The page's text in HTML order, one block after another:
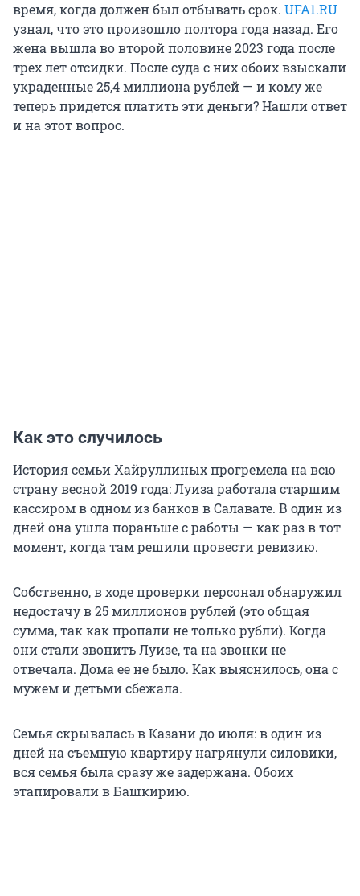
время, когда должен был отбывать срок. UFA1.RU
узнал, что это произошло полтора года назад. Его
жена вышла во второй половине 2023 года после
трех лет отсидки. После суда с них обоих взыскали
украденные 25,4 миллиона рублей — и кому же
теперь придется платить эти деньги? Нашли ответ
и на этот вопрос.
Как это случилось
История семьи Хайруллиных прогремела на всю
страну весной 2019 года: Луиза работала старшим
кассиром в одном из банков в Салавате. В один из
дней она ушла пораньше с работы — как раз в тот
момент, когда там решили провести ревизию.
Собственно, в ходе проверки персонал обнаружил
недостачу в 25 миллионов рублей (это общая
сумма, так как пропали не только рубли). Когда
они стали звонить Луизе, та на звонки не
отвечала. Дома ее не было. Как выяснилось, она с
мужем и детьми сбежала.
Семья скрывалась в Казани до июля: в один из
дней на съемную квартиру нагрянули силовики,
вся семья была сразу же задержана. Обоих
этапировали в Башкирию.